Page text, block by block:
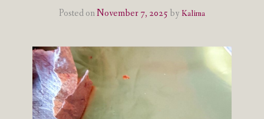
Posted onNovember 7, 2025 by Kalima